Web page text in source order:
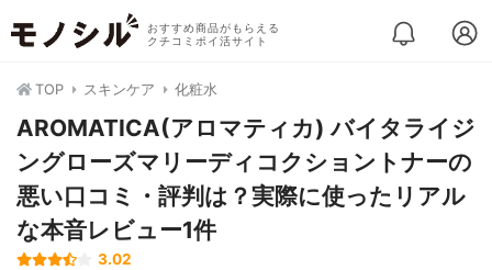
おすすめ商品がもらえる
クチコミポイ活サイト
TOP スキンケア 化粧水
AROMATICA(アロマティカ) バイタライジ
ングローズマリーディコクショントナーの
悪い口コミ・評判は？実際に使ったリアル
な本音レビュー1件
3.02